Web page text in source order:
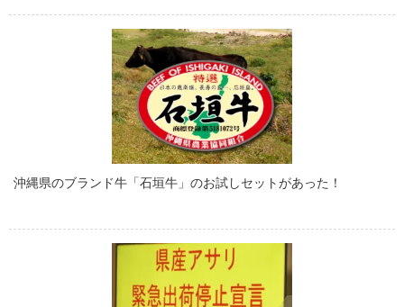
沖縄県のブランド牛「石垣牛」のお試しセットがあった！